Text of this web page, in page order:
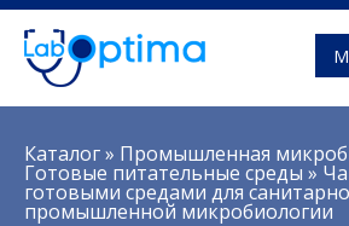
Вы здесь
Каталог» Промышленная
Готовые питательные среды »
готовыми средами для
промышленной микробиологии